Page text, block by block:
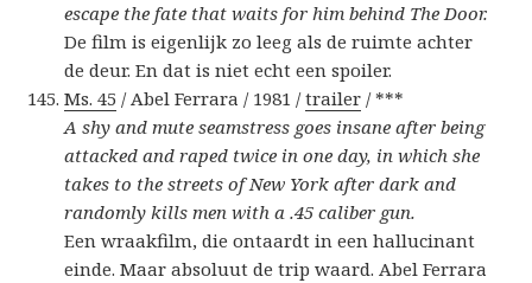
escape the fate that waits for him behind The Door.
De film is eigenlijk zo leeg als de ruimte achter
de deur. En dat is niet echt een spoiler.
Ms. 45 / Abel Ferrara / 1981 /trailer / ***
A shy and mute seamstress goes insane after being
attacked and raped twice in one day, in which she
takes to the streets of New York after dark and
randomly kills men with a .45 caliber gun.
Een wraakfilm, die ontaardt in een hallucinant
einde. Maar absoluut de trip waard. Abel Ferrara